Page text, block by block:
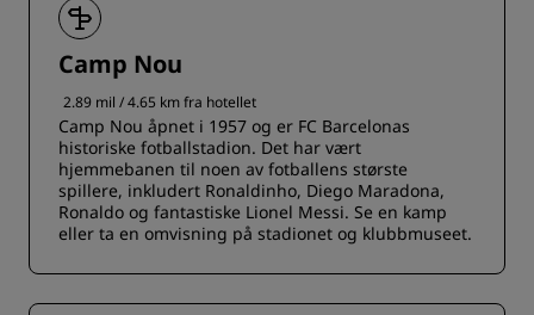
Camp Nou
2.89 mil / 4.65 km fra hotellet
Camp Nou åpnet i 1957 og er FC Barcelonas
historiske fotballstadion. Det har vært
hjemmebanen til noen av fotballens største
spillere, inkludert Ronaldinho, Diego Maradona,
Ronaldo og fantastiske Lionel Messi. Se en kamp
eller ta en omvisning på stadionet og klubbmuseet.